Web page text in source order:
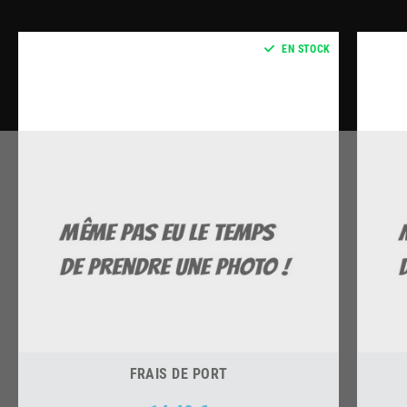
FRAIS DE PORT
EN STOCK